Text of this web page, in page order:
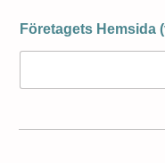
Företagets Hemsida